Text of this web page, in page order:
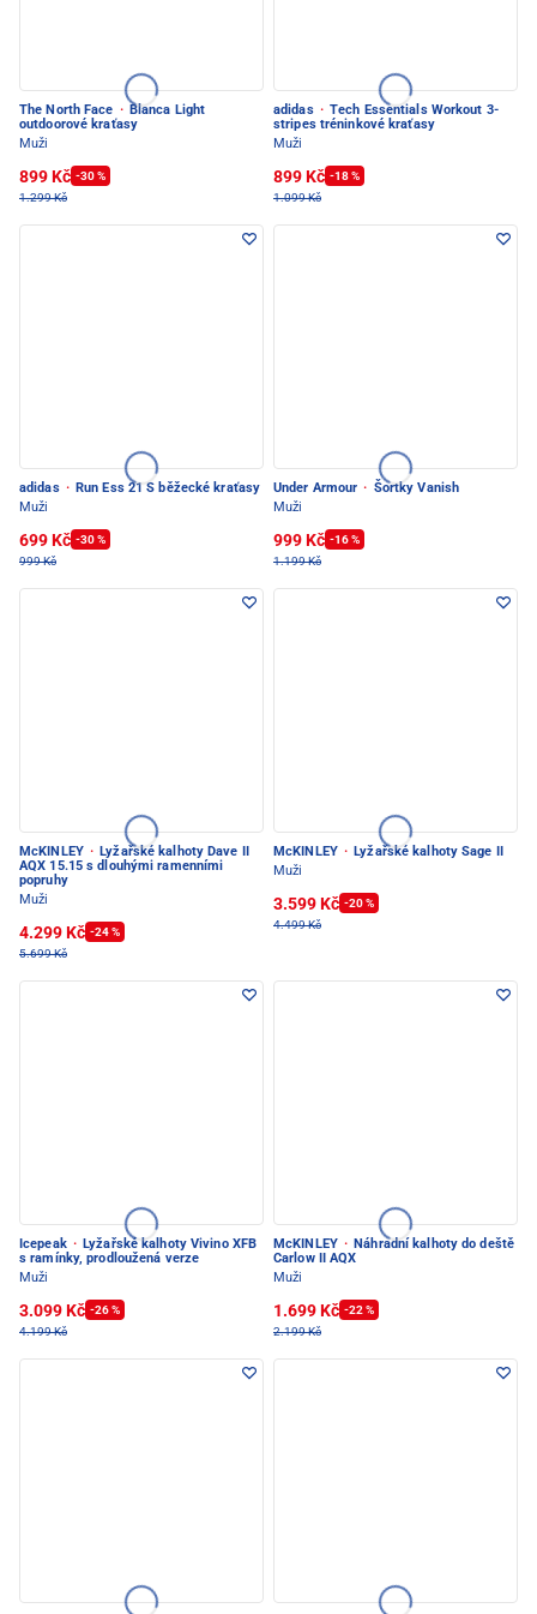
The North Face · Blanca Light
outdoorové kraťasy
Muži
899 Kč -30 %
1.299 Kč
adidas · Tech Essentials Workout 3-
stripes tréninkové kraťasy
Muži
899 Kč -18 %
1.099 Kč
adidas · Run Ess 21 S běžecké kraťasy
Muži
699 Kč -30 %
999 Kč
Under Armour · Šortky Vanish
Muži
999 Kč -16 %
1.199 Kč
McKINLEY · Lyžařské kalhoty Dave II
AQX 15.15 s dlouhými ramenními
popruhy
Muži
4.299 Kč -24 %
5.699 Kč
McKINLEY · Lyžařské kalhoty Sage II
Muži
3.599 Kč -20 %
4.499 Kč
Icepeak · Lyžařské kalhoty Vivino XFB
s ramínky, prodloužená verze
Muži
3.099 Kč -26 %
4.199 Kč
McKINLEY · Náhradní kalhoty do deště
Carlow II AQX
Muži
1.699 Kč -22 %
2.199 Kč